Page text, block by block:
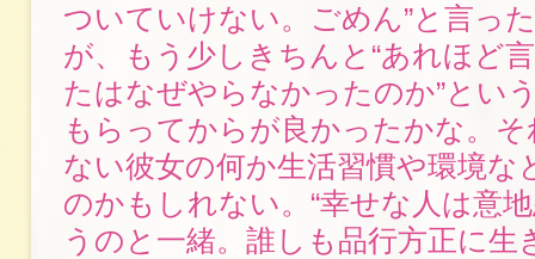
ついていけない。ごめん”と言っ
が、もう少しきちんと“あれほど
たはなぜやらなかったのか”とい
もらってからが良かったかな。
ない彼女の何か生活習慣や環境な
のかもしれない。“幸せな人は意
うのと一緒。誰しも品行方正に生